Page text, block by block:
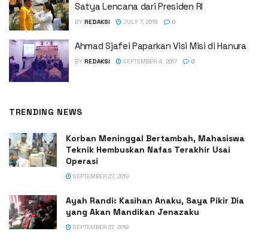
Satya Lencana dari Presiden RI
BY REDAKSI JULY 7, 2019 0
Ahmad Sjafei Paparkan Visi Misi di Hanura
BY REDAKSI SEPTEMBER 4, 2017 0
TRENDING NEWS
Korban Meninggal Bertambah, Mahasiswa
Teknik Hembuskan Nafas Terakhir Usai
Operasi
SEPTEMBER 27, 2019
Ayah Randi: Kasihan Anaku, Saya Pikir Dia
yang Akan Mandikan Jenazaku
SEPTEMBER 27, 2019